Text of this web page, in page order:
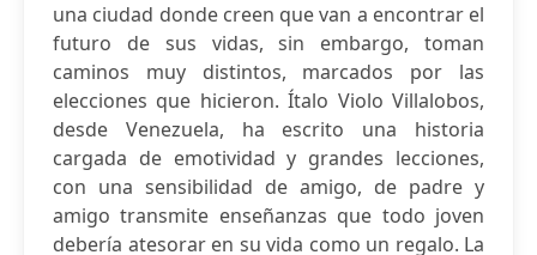
una ciudad donde creen que van a encontrar el
futuro de sus vidas, sin embargo, toman
caminos muy distintos, marcados por las
elecciones que hicieron. Ítalo Violo Villalobos,
desde Venezuela, ha escrito una historia
cargada de emotividad y grandes lecciones,
con una sensibilidad de amigo, de padre y
amigo transmite enseñanzas que todo joven
debería atesorar en su vida como un regalo. La